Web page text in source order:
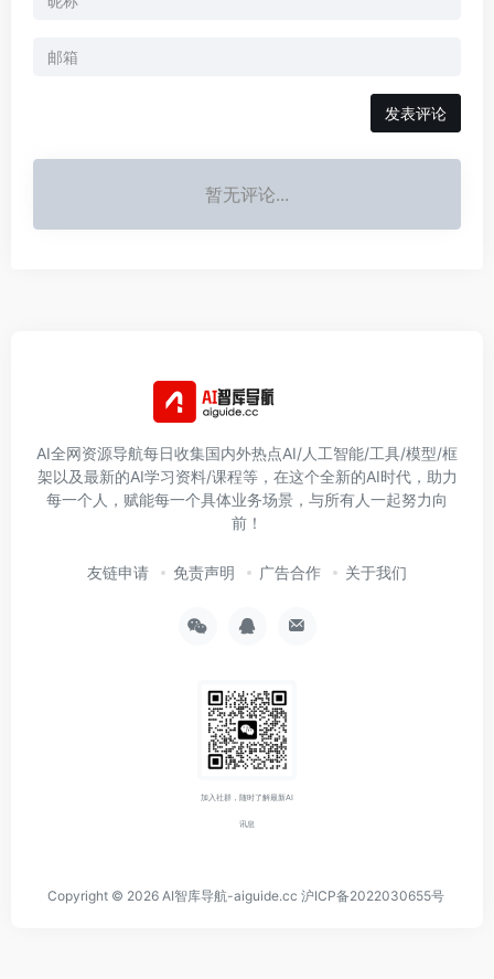
发表评论
暂无评论...
AI全网资源导航每日收集国内外热点AI/人工智能/工具/模型/框
架以及最新的AI学习资料/课程等，在这个全新的AI时代，助力
每一个人，赋能每一个具体业务场景，与所有人一起努力向
前！
友链申请 免责声明 广告合作 关于我们
加入社群，随时了解最新AI
讯息
Copyright © 2026 AI智库导航-aiguide.cc 沪ICP备2022030655号